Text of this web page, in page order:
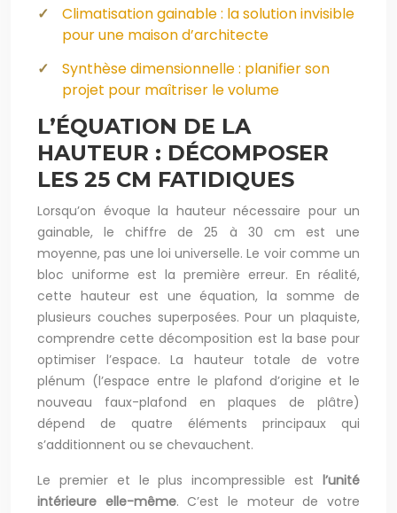
Climatisation gainable : la solution invisible
pour une maison d’architecte
Synthèse dimensionnelle : planifier son
projet pour maîtriser le volume
L’ÉQUATION DE LA
HAUTEUR : DÉCOMPOSER
LES 25 CM FATIDIQUES
Lorsqu’on évoque la hauteur nécessaire pour un
gainable, le chiffre de 25 à 30 cm est une
moyenne, pas une loi universelle. Le voir comme un
bloc uniforme est la première erreur. En réalité,
cette hauteur est une équation, la somme de
plusieurs couches superposées. Pour un plaquiste,
comprendre cette décomposition est la base pour
optimiser l’espace. La hauteur totale de votre
plénum (l’espace entre le plafond d’origine et le
nouveau faux-plafond en plaques de plâtre)
dépend de quatre éléments principaux qui
s’additionnent ou se chevauchent.
Le premier et le plus incompressible est l’unité
intérieure elle-même. C’est le moteur de votre